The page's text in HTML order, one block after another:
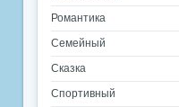
Романтика
Семейный
Сказка
Спортивный